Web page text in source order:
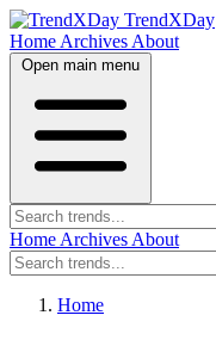
TrendXDay
Home Archives About
Open main menu
Home Archives About
Home